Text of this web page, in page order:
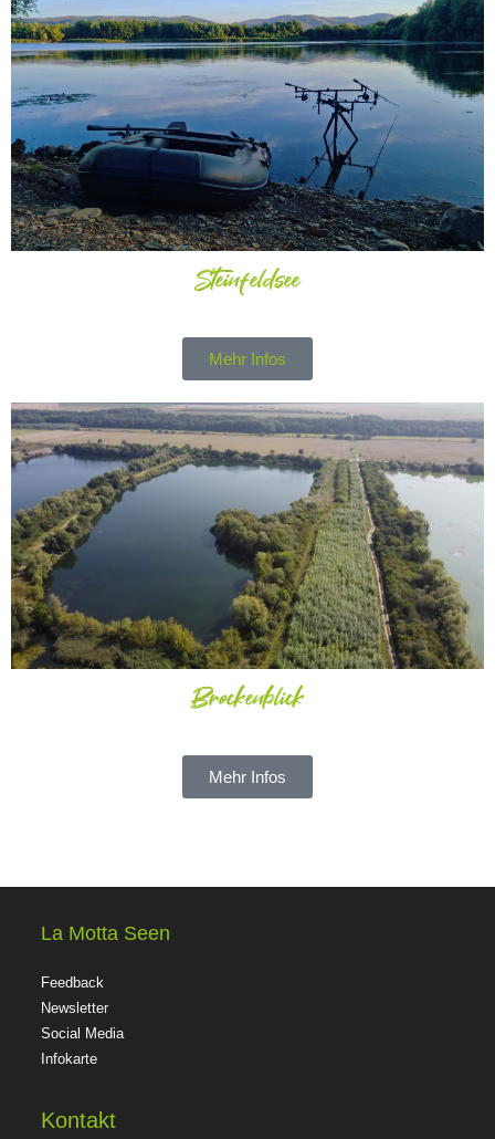
Steinfeldsee
Mehr Infos
Brockenblick
Mehr Infos
La Motta Seen
Feedback
Newsletter
Social Media
Infokarte
Kontakt